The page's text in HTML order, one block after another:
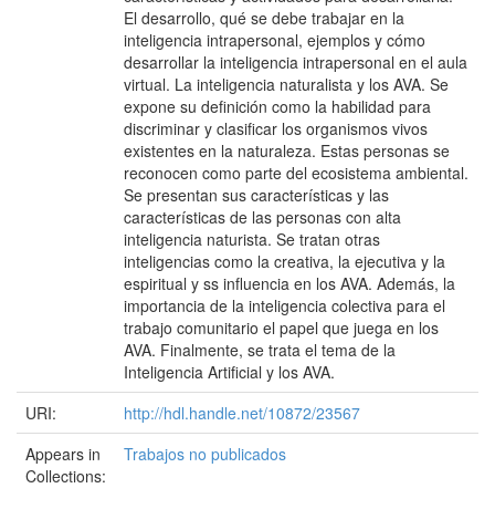
El desarrollo, qué se debe trabajar en la
inteligencia intrapersonal, ejemplos y cómo
desarrollar la inteligencia intrapersonal en el aula
virtual. La inteligencia naturalista y los AVA. Se
expone su definición como la habilidad para
discriminar y clasificar los organismos vivos
existentes en la naturaleza. Estas personas se
reconocen como parte del ecosistema ambiental.
Se presentan sus características y las
características de las personas con alta
inteligencia naturista. Se tratan otras
inteligencias como la creativa, la ejecutiva y la
espiritual y ss influencia en los AVA. Además, la
importancia de la inteligencia colectiva para el
trabajo comunitario el papel que juega en los
AVA. Finalmente, se trata el tema de la
Inteligencia Artificial y los AVA.
URI:
http://hdl.handle.net/10872/23567
Appears in
Collections:
Trabajos no publicados